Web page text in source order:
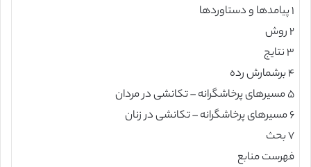
۱ پیامدها و دستاوردها
۲ روش
۳ نتایج
۴ برشمارش رده
۵ مسیرهای پرخاشگرانه – تکانشی در مردان
۶ مسیرهای پرخاشگرانه – تکانشی در زنان
۷ بحث
فهرست منابع